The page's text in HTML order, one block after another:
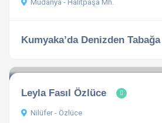
Mudanya - Halitpaşa Mh.
Kumyaka’da Denizden
Leyla Fasıl Özlüce
Nilüfer - Özlüce